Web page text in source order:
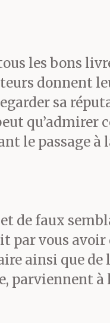
les bons
donnent
sa
qu’admirer
le passage à
de faux
vous avoir
ainsi que
parviennent